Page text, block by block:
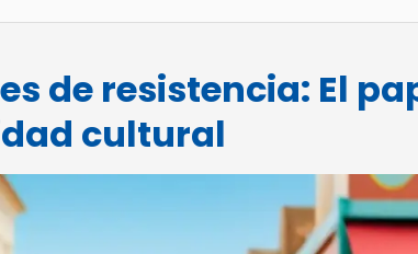
de resistencia: El
cultural